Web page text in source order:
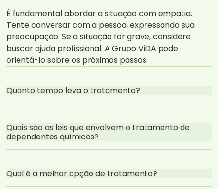
É fundamental abordar a situação com empatia.
Tente conversar com a pessoa, expressando sua
preocupação. Se a situação for grave, considere
buscar ajuda profissional. A Grupo ViDA pode
orientá-lo sobre os próximos passos.
Quanto tempo leva o tratamento?
Quais são as leis que envolvem o tratamento de
dependentes químicos?
Qual é a melhor opção de tratamento?